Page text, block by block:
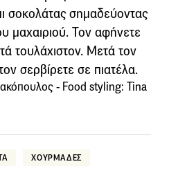
σοκολάτας σημαδεύοντας
μαχαιριού. Τον αφήνετε
τουλάχιστον. Μετά τον
σερβίρετε σε πιατέλα.
- Food styling: Tina
ΧΟΥΡΜΑΔΕΣ